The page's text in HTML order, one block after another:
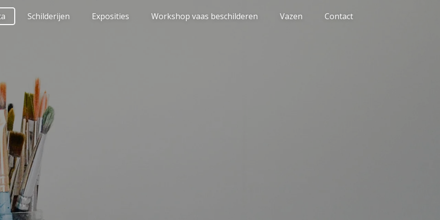
Schilderijen Exposities Workshop vaas beschilderen Vazen Contact